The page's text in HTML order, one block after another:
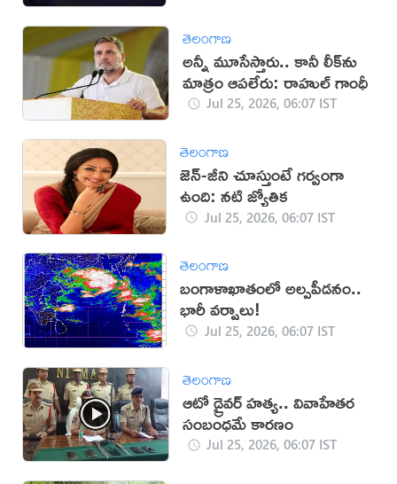
తెలంగాణ
అన్నీ మూసేస్తారు.. కానీ లీక్‌ను
మాత్రం ఆపలేరు: రాహుల్‌ గాంధీ
Jul 25, 2026, 06:07 IST
తెలంగాణ
జెన్‌-జీని చూస్తుంటే గర్వంగా
ఉంది: నటి జ్యోతిక
Jul 25, 2026, 06:07 IST
తెలంగాణ
బంగాళాఖాతంలో అల్పపీడనం..
భారీ వర్షాలు!
Jul 25, 2026, 06:07 IST
తెలంగాణ
ఆటో డ్రైవర్ హత్య.. వివాహేతర
సంబంధమే కారణం
Jul 25, 2026, 06:07 IST